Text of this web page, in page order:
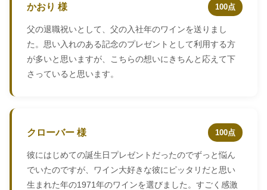
かおり 様 100点
父の退職祝いとして、父の入社年のワインを送りまし
た。思い入れのある記念のプレゼントとして利用する方
が多いと思いますが、こちらの想いにきちんと応えて下
さっていると思います。
クローバー 様 100点
彼にはじめての誕生日プレゼントだったのでずっと悩ん
でいたのですが、ワイン大好きな彼にピッタリだと思い
生まれた年の1971年のワインを選びました。すごく感激